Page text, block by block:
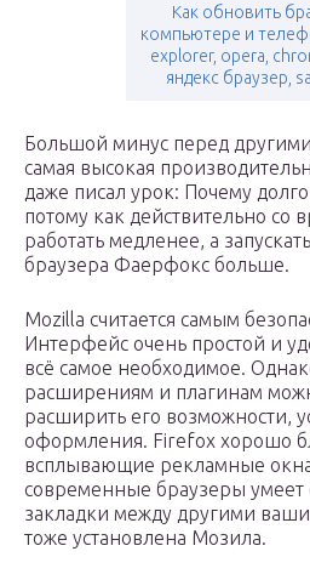
Как обновить
компьютере и
explorer, opera,
яндекс браузер,
Большой минус перед
самая высокая
даже писал урок: Почему
потому как действительно со
работать медленее, а
браузера Фаерфокс больше.
Mozilla считается самым
Интерфейс очень простой и
всё самое необходимое.
расширениям и плагинам
расширить его возможности,
оформления. Firefox хорошо
всплывающие рекламные
современные браузеры умеет
закладки между другими
тоже установлена Мозила.